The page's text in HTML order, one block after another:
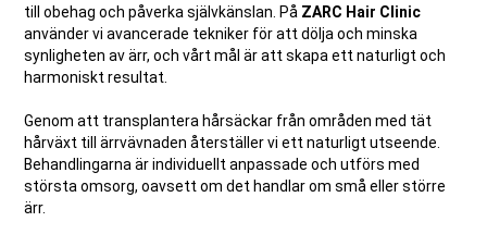
till obehag och påverka självkänslan. På ZARC Hair Clinic
använder vi avancerade tekniker för att dölja och minska
synligheten av ärr, och vårt mål är att skapa ett naturligt och
harmoniskt resultat.
Genom att transplantera hårsäckar från områden med tät
hårväxt till ärrvävnaden återställer vi ett naturligt utseende.
Behandlingarna är individuellt anpassade och utförs med
största omsorg, oavsett om det handlar om små eller större
ärr.